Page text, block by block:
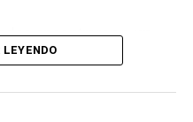
encontraron a un
en estado de
de la víctima,intentó
aparente intención de